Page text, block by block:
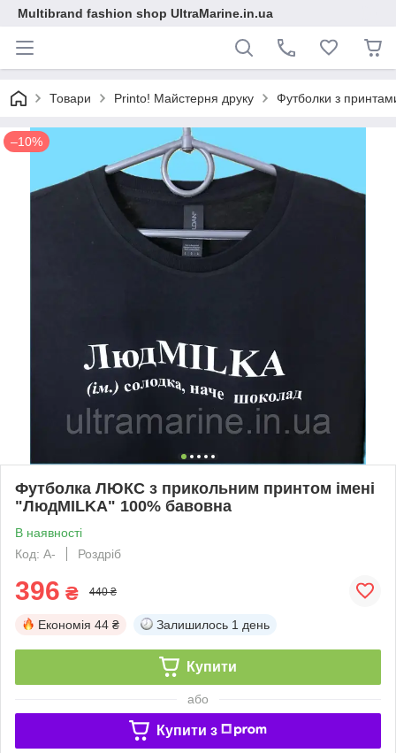
Multibrand fashion shop UltraMarine.in.ua
Товари Printo! Майстерня друку Футболки з
–10%
Футболка ЛЮКС з прикольним принтом імені
"ЛюдMILKA" 100% бавовна
В наявності
Код: A-
Роздріб
396 ₴ 440 ₴
Економія 44 ₴ Залишилось 1 день
Купити
або
Купити з